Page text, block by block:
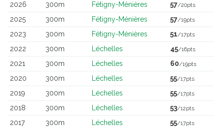
2026
300m Fétigny-Ménières 57/20pts
2025 300m Fétigny-Ménières 57/19pts
2023 300m Fétigny-Ménières 51/17pts
2022 300m Léchelles 45/16pts
2021 300m Léchelles 60/19pts
2020 300m Léchelles 55/17pts
2019 300m Léchelles 55/17pts
2018 300m Léchelles 53/12pts
2017 300m Léchelles 55/17pts